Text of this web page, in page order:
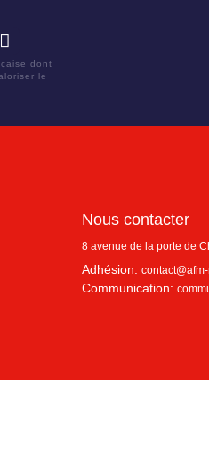
dont
le
Nous contacter
8 avenue de la porte de
Adhésion:
Communication: